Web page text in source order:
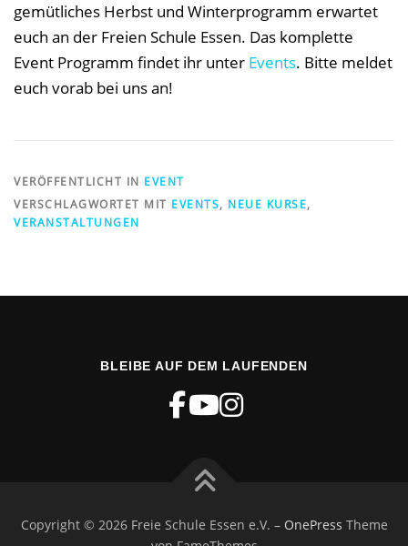
gemütliches Herbst und Winterprogramm erwartet
euch an der Freien Schule Essen. Das komplette
Event Programm findet ihr unter Events. Bitte meldet
euch vorab bei uns an!
VERÖFFENTLICHT IN EVENT
VERSCHLAGWORTET MIT EVENTS, NEUE KURSE,
VERANSTALTUNGEN
BLEIBE AUF DEM LAUFENDEN
Copyright © 2026 Freie Schule Essen e.V. – OnePress Theme